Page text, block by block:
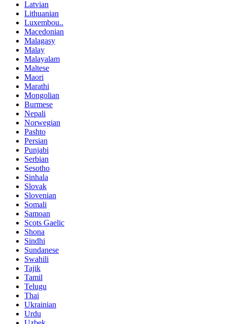
Latvian
Lithuanian
Luxembou..
Macedonian
Malagasy
Malay
Malayalam
Maltese
Maori
Marathi
Mongolian
Burmese
Nepali
Norwegian
Pashto
Persian
Punjabi
Serbian
Sesotho
Sinhala
Slovak
Slovenian
Somali
Samoan
Scots Gaelic
Shona
Sindhi
Sundanese
Swahili
Tajik
Tamil
Telugu
Thai
Ukrainian
Urdu